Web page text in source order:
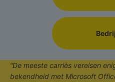
“De meeste carriès vereisen
bekendheid met Microsoft